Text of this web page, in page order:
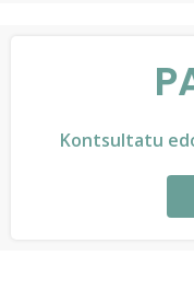
Kontsultatu